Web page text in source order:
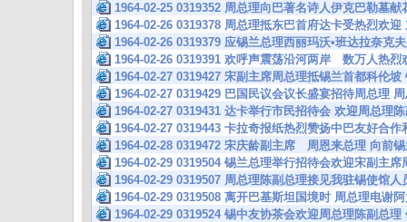
1964-02-25 0319352 周总理向巴著名诗人伊克巴勒墓献
1964-02-26 0319378 周总理抵东巴首府达卡受热烈欢
1964-02-26 0319379 应锡兰总理西丽玛沃•班达拉奈克
1964-02-26 0319391 欢呼声震荡沿河两岸 数万人热烈
1964-02-27 0319427 宋副主席周总理抵锡兰首都科伦
1964-02-27 0319429 巴国民议会议长盛宴招待周总理
1964-02-27 0319431 达卡举行市民招待会 欢迎周总理
1964-02-27 0319443 卡拉奇报纸热烈赞扬中巴友好合
1964-02-28 0319472 宋庆龄副主席 周恩来总理 向前
1964-02-29 0319504 锡兰总理举行招待会欢迎宋副主
1964-02-29 0319507 周总理陈副总理接见我驻锡使馆人
1964-02-29 0319508 离开巴基斯坦国境时 周总理电谢
1964-02-29 0319524 锡中友协茶会欢迎周总理陈副总